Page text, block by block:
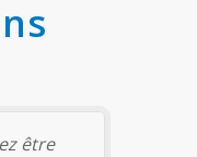
être